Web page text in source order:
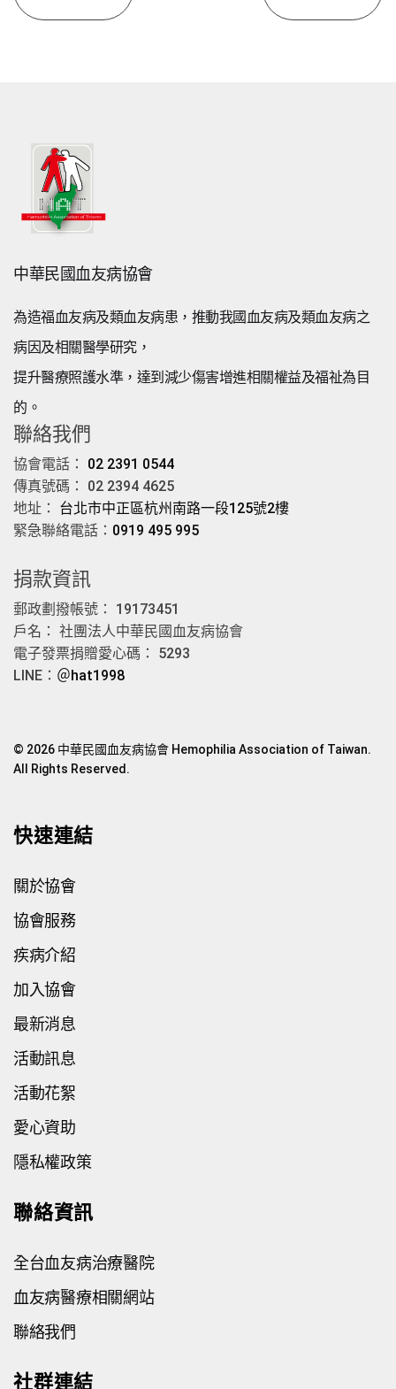
中華民國血友病協會
為造福血友病及類血友病患，推動我國血友病及類血友病之
病因及相關醫學研究，
提升醫療照護水準，達到減少傷害增進相關權益及福祉為目
的。
聯絡我們
協會電話： 02 2391 0544
傳真號碼： 02 2394 4625
地址： 台北市中正區杭州南路一段125號2樓
緊急聯絡電話： 0919 495 995
捐款資訊
郵政劃撥帳號： 19173451
戶名： 社團法人中華民國血友病協會
電子發票捐贈愛心碼： 5293
LINE： ＠hat1998
© 2026 中華民國血友病協會 Hemophilia Association of Taiwan.
All Rights Reserved.
快速連結
關於協會
協會服務
疾病介紹
加入協會
最新消息
活動訊息
活動花絮
愛心資助
隱私權政策
聯絡資訊
全台血友病治療醫院
血友病醫療相關網站
聯絡我們
社群連結